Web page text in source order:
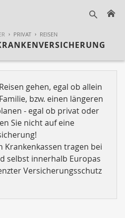
PRIVAT REISEN
gehen, egal ob allein
bzw. einen längeren
- egal ob privat oder
Sie nicht auf eine
Krankenkassen tragen bei
selbst innerhalb Europas
Versicherungsschutz